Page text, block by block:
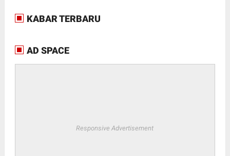
KABAR TERBARU
AD SPACE
Responsive Advertisement